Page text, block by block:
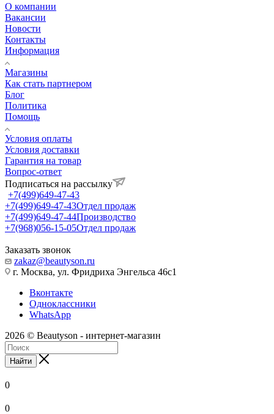
О компании
Вакансии
Новости
Контакты
Информация
Магазины
Как стать партнером
Блог
Политика
Помощь
Условия оплаты
Условия доставки
Гарантия на товар
Вопрос-ответ
Подписаться на рассылку
+7(499)649-47-43
+7(499)649-47-43Отдел продаж
+7(499)649-47-44Производство
+7(968)056-15-05Отдел продаж
Заказать звонок
zakaz@beautyson.ru
г. Москва, ул. Фридриха Энгельса 46с1
Вконтакте
Одноклассники
WhatsApp
2026 © Beautyson - интернет-магазин
Найти
0
0